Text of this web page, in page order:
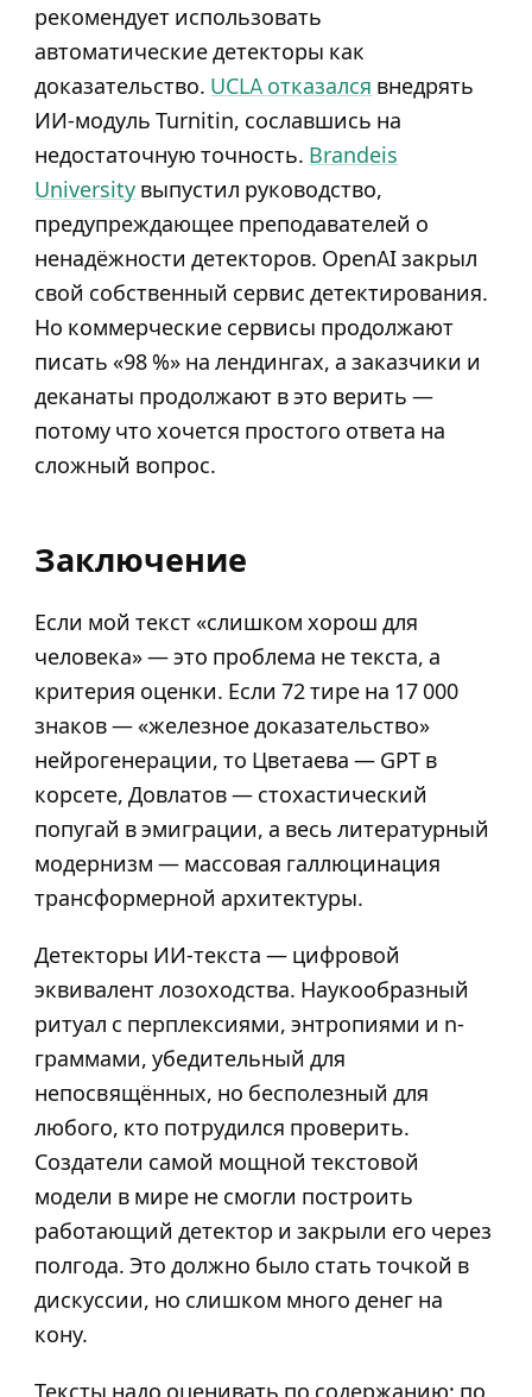
рекомендует использовать
автоматические детекторы как
доказательство. UCLA отказался внедрять
ИИ-модуль Turnitin, сославшись на
недостаточную точность. Brandeis
University выпустил руководство,
предупреждающее преподавателей о
ненадёжности детекторов. OpenAI закрыл
свой собственный сервис детектирования.
Но коммерческие сервисы продолжают
писать «98 %» на лендингах, а заказчики и
деканаты продолжают в это верить —
потому что хочется простого ответа на
сложный вопрос.
Заключение
Если мой текст «слишком хорош для
человека» — это проблема не текста, а
критерия оценки. Если 72 тире на 17 000
знаков — «железное доказательство»
нейрогенерации, то Цветаева — GPT в
корсете, Довлатов — стохастический
попугай в эмиграции, а весь литературный
модернизм — массовая галлюцинация
трансформерной архитектуры.
Детекторы ИИ-текста — цифровой
эквивалент лозоходства. Наукообразный
ритуал с перплексиями, энтропиями и n-
граммами, убедительный для
непосвящённых, но бесполезный для
любого, кто потрудился проверить.
Создатели самой мощной текстовой
модели в мире не смогли построить
работающий детектор и закрыли его через
полгода. Это должно было стать точкой в
дискуссии, но слишком много денег на
кону.
Тексты надо оценивать по содержанию: по